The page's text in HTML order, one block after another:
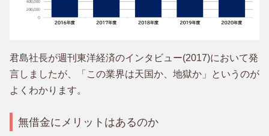
君島社長が週刊東洋経済のインタビュー(2017)において発
言しましたが、「この業界は天国か、地獄か」というのが
よくわかります。
無借金にメリットはあるのか